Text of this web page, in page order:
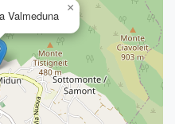
Valmeduna
×